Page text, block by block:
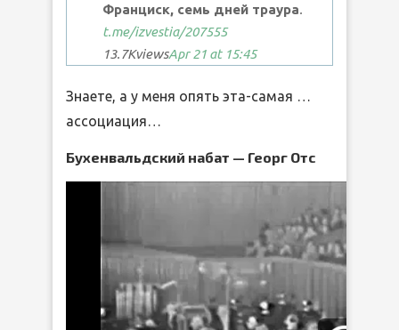
Франциск, семь дней траура.
t.me/izvestia/207555
13.7KviewsApr 21 at 15:45
Знаете, а у меня опять эта-самая …
ассоциация…
Бухенвальдский набат — Георг Отс